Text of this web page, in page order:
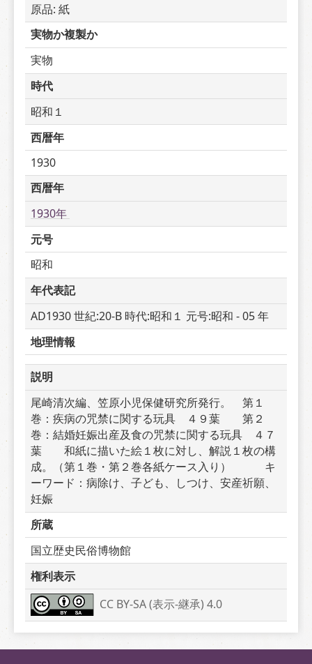
原品: 紙
実物か複製か
実物
時代
昭和１
西暦年
1930
西暦年
1930年
元号
昭和
年代表記
AD1930 世紀:20-B 時代:昭和１ 元号:昭和 - 05 年
地理情報
説明
尾崎清次編、笠原小児保健研究所発行。　第１
巻：疾病の咒禁に関する玩具　４９葉　　第２
巻：結婚妊娠出産及食の咒禁に関する玩具　４７
葉　　和紙に描いた絵１枚に対し、解説１枚の構
成。（第１巻・第２巻各紙ケース入り）　　　キ
ーワード：病除け、子ども、しつけ、安産祈願、
妊娠
所蔵
国立歴史民俗博物館
権利表示
CC BY-SA (表示-継承) 4.0